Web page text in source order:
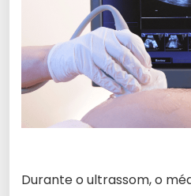
Durante o ultrassom, o